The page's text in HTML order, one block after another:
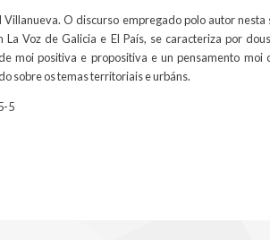
Villanueva. O discurso empregado polo autor nesta
La Voz de Galicia e El País, se caracteriza por
moi positiva e propositiva e un pensamento moi
sobre os temas territoriais e urbáns.
5